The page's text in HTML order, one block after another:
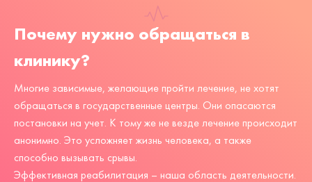
Почему нужно обращаться в
клинику?
Многие зависимые, желающие пройти лечение, не хотят
обращаться в государственные центры. Они опасаются
постановки на учет. К тому же не везде лечение происходит
анонимно. Это усложняет жизнь человека, а также
способно вызывать срывы.
Эффективная реабилитация – наша область деятельности.